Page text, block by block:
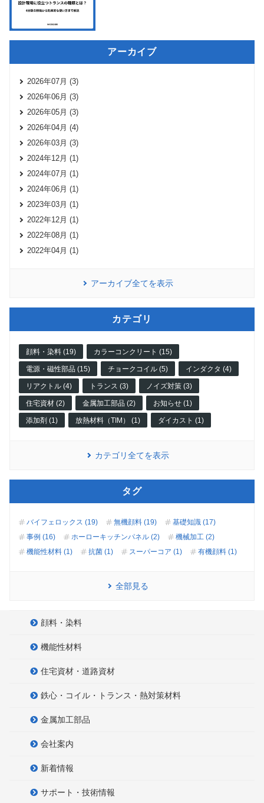
アーカイブ
2026年07月 (3)
2026年06月 (3)
2026年05月 (3)
2026年04月 (4)
2026年03月 (3)
2024年12月 (1)
2024年07月 (1)
2024年06月 (1)
2023年03月 (1)
2022年12月 (1)
2022年08月 (1)
2022年04月 (1)
アーカイブ全てを表示
カテゴリ
顔料・染料 (19) カラーコンクリート (15)
電源・磁性部品 (15) チョークコイル (5) インダクタ (4)
リアクトル (4) トランス (3) ノイズ対策 (3)
住宅資材 (2) 金属加工部品 (2) お知らせ (1)
添加剤 (1) 放熱材料（TIM） (1) ダイカスト (1)
カテゴリ全てを表示
タグ
バイフェロックス (19) 無機顔料 (19)
基礎知識 (17)
事例 (16)
ホーローキッチンパネル (2)
機械加工 (2)
機能性材料 (1)
抗菌 (1) スーパーコア (1) 有機顔料 (1)
全部見る
顔料・染料
機能性材料
住宅資材・道路資材
鉄心・コイル・トランス・熱対策材料
金属加工部品
会社案内
新着情報
サポート・技術情報